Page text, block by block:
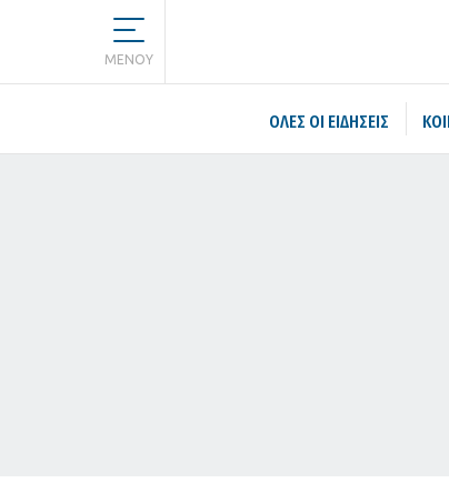
MENOY
ΌΛΕΣ ΟΙ ΕΙΔΉΣΕΙΣ